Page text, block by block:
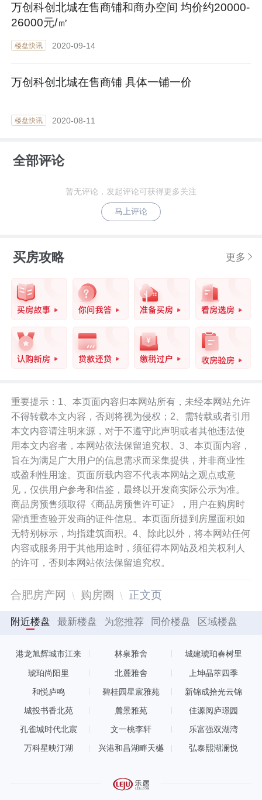
万创科创北城在售商铺和商办空间 均价约20000-
26000元/㎡
楼盘快讯 2020-09-14
万创科创北城在售商铺 具体一铺一价
楼盘快讯 2020-08-11
全部评论
暂无评论，发起评论可获得更多关注
马上评论
买房攻略 更多
重要提示：1、本页面内容归本网站所有，未经本网站允许
不得转载本文内容，否则将视为侵权；2、需转载或者引用
本文内容请注明来源，对于不遵守此声明或者其他违法使
用本文内容者，本网站依法保留追究权。3、本页面内容，
旨在为满足广大用户的信息需求而采集提供，并非商业性
或盈利性用途。页面所载内容不代表本网站之观点或意
见，仅供用户参考和借鉴，最终以开发商实际公示为准。
商品房预售须取得《商品房预售许可证》，用户在购房时
需慎重查验开发商的证件信息。本页面所提到房屋面积如
无特别标示，均指建筑面积。4、除此以外，将本网站任何
内容或服务用于其他用途时，须征得本网站及相关权利人
的许可，否则本网站依法保留追究权。
合肥房产网 购房圈 正文页
附近楼盘 最新楼盘 为您推荐 同价楼盘 区域楼盘
港龙旭辉城市江来 林泉雅舍 城建琥珀春树里
琥珀尚阳里 北麓雅舍 上坤晶萃四季
和悦庐鸣 碧桂园星宸雅苑 新锦成拾光云锦
城投书香北苑 麓景雅苑 佳源阅庐璟园
孔雀城时代北宸 文一桃李轩 乐富强双湖湾
万科星映汀湖 兴港和昌湖畔天樾 弘泰熙湖澜悦